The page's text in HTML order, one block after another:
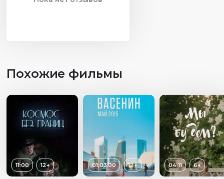
Похожие фильмы
11:00 12+ 01:03:00 12+ 04:11 6+